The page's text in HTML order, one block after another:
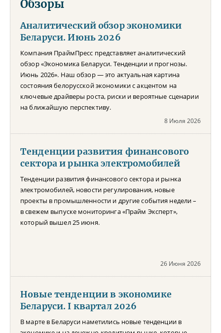
Обзоры
Аналитический обзор экономики
Беларуси. Июнь 2026
Компания ПраймПресс представляет аналитический
обзор «Экономика Беларуси. Тенденции и прогнозы.
Июнь 2026». Наш обзор — это актуальная картина
состояния белорусской экономики с акцентом на
ключевые драйверы роста, риски и вероятные сценарии
на ближайшую перспективу.
8 Июля 2026
Тенденции развития финансового
сектора и рынка электромобилей
Тенденции развития финансового сектора и рынка
электромобилей, новости регулирования, новые
проекты в промышленности и другие события недели –
в свежем выпуске мониторинга «Прайм Эксперт»,
который вышел 25 июня.
26 Июня 2026
Новые тенденции в экономике
Беларуси. I квартал 2026
В марте в Беларуси наметились новые тенденции в